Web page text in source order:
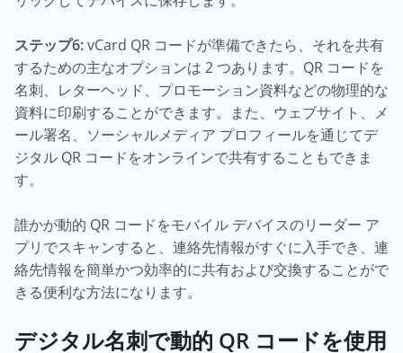
ステップ6:vCard QR コードが準備できたら、それを共有
するための主なオプションは 2 つあります。QR コードを
名刺、レターヘッド、プロモーション資料などの物理的な
資料に印刷することができます。また、ウェブサイト、メ
ール署名、ソーシャルメディア プロフィールを通じてデ
ジタル QR コードをオンラインで共有することもできま
す。
誰かが動的 QR コードをモバイル デバイスのリーダー ア
プリでスキャンすると、連絡先情報がすぐに入手でき、連
絡先情報を簡単かつ効率的に共有および交換することがで
きる便利な方法になります。
デジタル名刺で動的 QR コードを使用